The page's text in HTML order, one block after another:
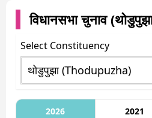
विधानसभा चुनाव (
Select Constituency
2026 2021